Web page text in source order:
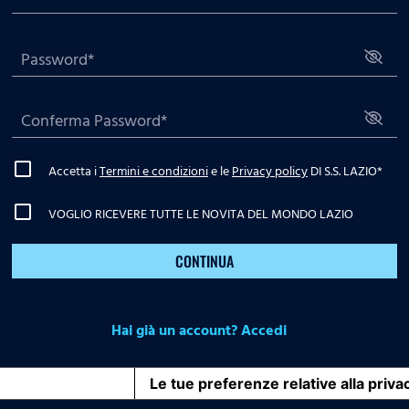
Accetta iTermini e condizionie lePrivacy policyDI S.S. LAZIO*
VOGLIO RICEVERE TUTTE LE NOVITA DEL MONDO LAZIO
CONTINUA
Hai già un account? Accedi
Le tue preferenze relative alla